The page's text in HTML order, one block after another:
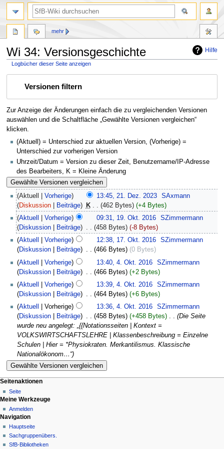
Hilfe
Wi 34: Versionsgeschichte
Logbücher dieser Seite anzeigen
Navigation
springen
springen
Versionen filtern
Zur Anzeige der Änderungen einfach die zu vergleichenden Versionen
auswählen und die Schaltfläche „Gewählte Versionen vergleichen“
klicken.
(Aktuell) = Unterschied zur aktuellen Version, (Vorherige) =
Unterschied zur vorherigen Version
Uhrzeit/Datum = Version zu dieser Zeit, Benutzername/IP-Adresse
des Bearbeiters, K = Kleine Änderung
Aktuell Vorherige 13:45, 21. Dez. 2023
SAxmann
Diskussion
Beiträge K 462 Bytes
+4 Bytes
Aktuell
Vorherige 09:31, 19. Okt. 2016
SZimmermann
Diskussion
Beiträge 458 Bytes
-8 Bytes
Aktuell
Vorherige 12:38, 17. Okt. 2016
SZimmermann
Diskussion
Beiträge 466 Bytes
0 Bytes
Aktuell
Vorherige 13:40, 4. Okt. 2016
SZimmermann
Diskussion
Beiträge 466 Bytes
+2 Bytes
Aktuell
Vorherige 13:39, 4. Okt. 2016
SZimmermann
Diskussion
Beiträge 464 Bytes
+6 Bytes
Aktuell
Vorherige 13:36, 4. Okt. 2016
SZimmermann
Diskussion
Beiträge 458 Bytes +458 Bytes ‎
Die Seite
wurde neu angelegt: „{{Notationsseiten | Kontext =
VOLKSWIRTSCHAFTSLEHRE | Klassenbeschreibung = Einzelne
Schulen | Hier = *Physiokraten. Merkantilismus. Klassische
Nationalökonom…“
Seitenaktionen
Seite
mehr
Meine Werkzeuge
Anmelden
Navigation
Hauptseite
Sachgruppenübers.
SfB-Bibliotheken